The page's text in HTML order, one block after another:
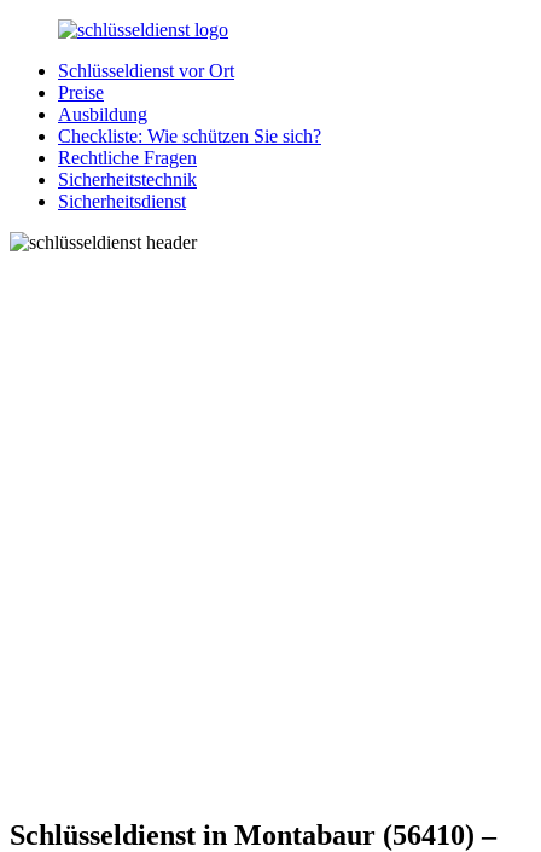
Zurück
Inhalt
SchluesseldienstDirekt.de
Ihre
Notlage
wird
gelöst!
Schlüsseldienst vor Ort
Preise
Ausbildung
Checkliste: Wie schützen Sie sich?
Rechtliche Fragen
Sicherheitstechnik
Sicherheitsdienst
Schlüsseldienst in Montabaur (56410) –